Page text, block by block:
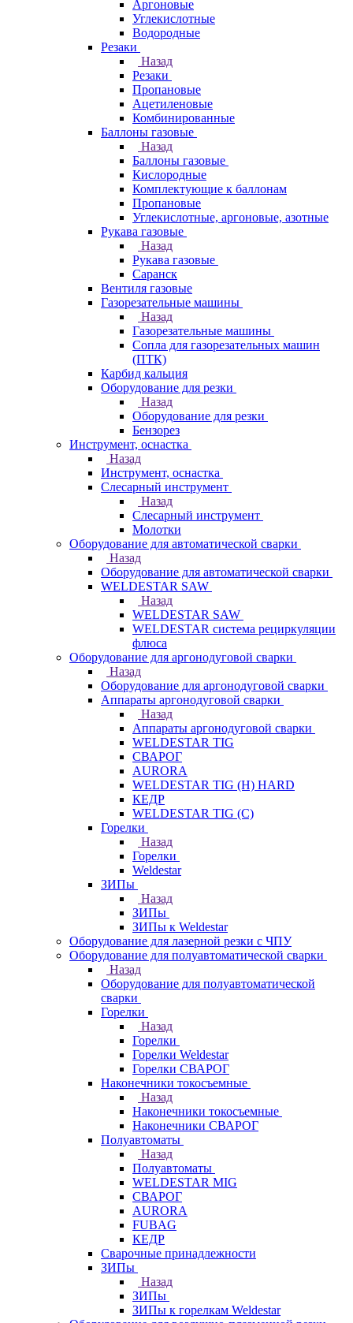
Аргоновые
Углекислотные
Водородные
Резаки
Назад
Резаки
Пропановые
Ацетиленовые
Комбинированные
Баллоны газовые
Назад
Баллоны газовые
Кислородные
Комплектующие к баллонам
Пропановые
Углекислотные, аргоновые, азотные
Рукава газовые
Назад
Рукава газовые
Саранск
Вентиля газовые
Газорезательные машины
Назад
Газорезательные машины
Сопла для газорезательных машин
(ПТК)
Карбид кальция
Оборудование для резки
Назад
Оборудование для резки
Бензорез
Инструмент, оснастка
Назад
Инструмент, оснастка
Слесарный инструмент
Назад
Слесарный инструмент
Молотки
Оборудование для автоматической сварки
Назад
Оборудование для автоматической сварки
WELDESTAR SAW
Назад
WELDESTAR SAW
WELDESTAR система рециркуляции
флюса
Оборудование для аргонодуговой сварки
Назад
Оборудование для аргонодуговой сварки
Аппараты аргонодуговой сварки
Назад
Аппараты аргонодуговой сварки
WELDESTAR TIG
СВАРОГ
AURORA
WELDESTAR TIG (H) HARD
КЕДР
WELDESTAR TIG (С)
Горелки
Назад
Горелки
Weldestar
ЗИПы
Назад
ЗИПы
ЗИПы к Weldestar
Оборудование для лазерной резки с ЧПУ
Оборудование для полуавтоматической сварки
Назад
Оборудование для полуавтоматической
сварки
Горелки
Назад
Горелки
Горелки Weldestar
Горелки СВАРОГ
Наконечники токосъемные
Назад
Наконечники токосъемные
Наконечники СВАРОГ
Полуавтоматы
Назад
Полуавтоматы
WELDESTAR MIG
СВАРОГ
AURORA
FUBAG
КЕДР
Сварочные принадлежности
ЗИПы
Назад
ЗИПы
ЗИПы к горелкам Weldestar